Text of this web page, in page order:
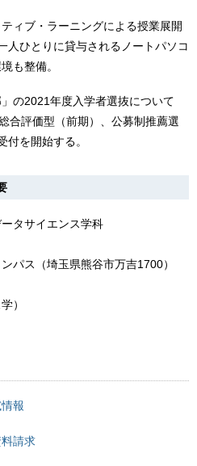
ィブ・ラーニングによる授業展開
人ひとりに貸与されるノートパソコ
も整備。
の2021年度⼊学者選抜について
合評価型（前期）、公募制推薦選
を開始する。
タサイエンス学科
パス（埼⽟県熊⾕市万吉1700）
）
報
料請求